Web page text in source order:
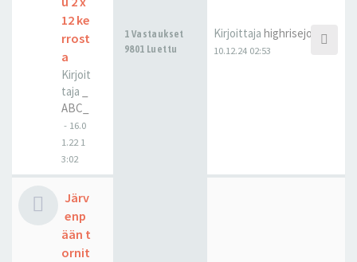
12 ke
rrost
a
Kirjoit
taja
ABC_
- 16.0
1.22 1
3:02
1 Vastaukset
9801 Luettu
Kirjoittaja highrisejonne
10.12.24 02:53
Järv
enp
ään t
ornit